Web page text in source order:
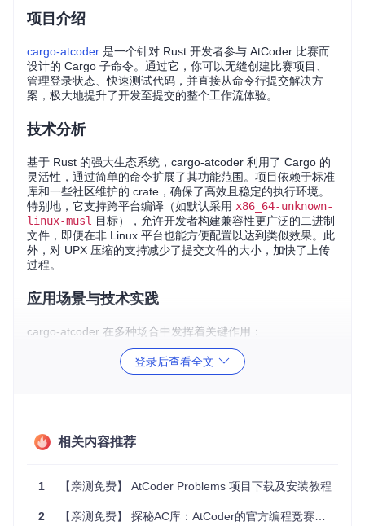
项目介绍
cargo-atcoder 是一个针对 Rust 开发者参与 AtCoder 比赛而
设计的 Cargo 子命令。通过它，你可以无缝创建比赛项目、
管理登录状态、快速测试代码，并直接从命令行提交解决方
案，极大地提升了开发至提交的整个工作流体验。
技术分析
基于 Rust 的强大生态系统，cargo-atcoder 利用了 Cargo 的
灵活性，通过简单的命令扩展了其功能范围。项目依赖于标准
库和一些社区维护的 crate，确保了高效且稳定的执行环境。
特别地，它支持跨平台编译（如默认采用 x86_64-unknown-
linux-musl 目标），允许开发者构建兼容性更广泛的二进制
文件，即便在非 Linux 平台也能方便配置以达到类似效果。此
外，对 UPX 压缩的支持减少了提交文件的大小，加快了上传
过程。
应用场景与技术实践
cargo-atcoder 在多种场合中发挥着关键作用：
：一键生成符合 AtCoder 格式的项目结构，
加速比赛准备工作。
页。
项目特点
登录后查看全文
相关内容推荐
1 【亲测免费】 AtCoder Problems 项目下载及安装教程
2 【亲测免费】 探秘AC库：AtCoder的官方编程竞赛武器